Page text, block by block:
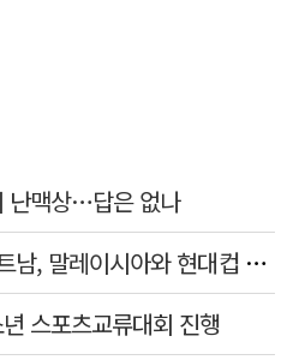
난맥상…답은 없나
김상식 감독 지휘하는 베트남, 말레이시아와 현대컵 4강 격돌
스포츠교류대회 진행